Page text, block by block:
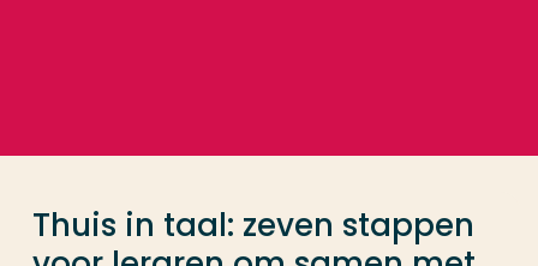
Thuis in taal: zeven stappen
Opleiding
Contact